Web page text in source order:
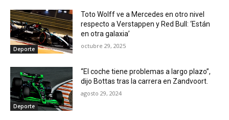
Deporte
Toto Wolff ve a Mercedes en otro nivel
respecto a Verstappen y Red Bull: ‘Están
en otra galaxia’
octubre 29, 2025
Deporte
“El coche tiene problemas a largo plazo”,
dijo Bottas tras la carrera en Zandvoort.
agosto 29, 2024